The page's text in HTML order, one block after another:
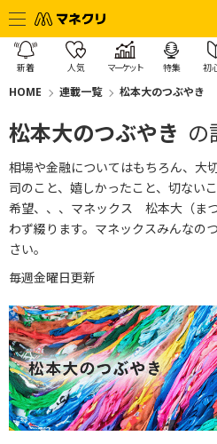
新着 人気 マーケット 特集 初
HOME 連載一覧 松本大のつぶやき
松本大のつぶやき の
相場や金融についてはもちろん、大
司のこと、嬉しかったこと、切ない
希望、、、マネックス 松本大（ま
わず綴ります。 マネックスみんなの
さい。
毎週金曜日更新